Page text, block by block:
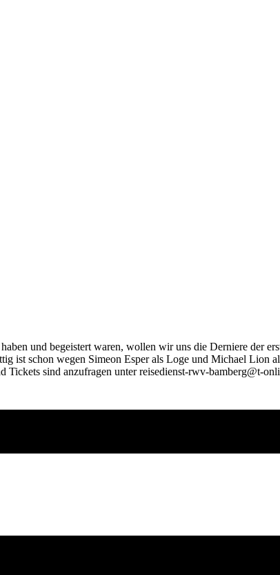
und be­geis­tert wa­ren, wol­len wir uns die Der­nie­re der
ist schon we­gen Si­me­on Es­per als Loge und Mi­cha­el Lion
sind an­zu­fra­gen un­ter reisedienst-rwv-bamberg@t-